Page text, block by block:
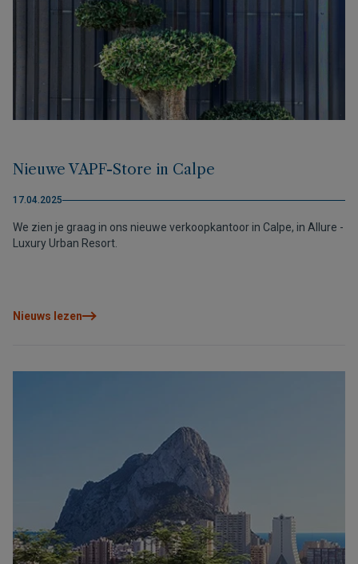
Nieuwe VAPF-Store in Calpe
17.04.2025
We zien je graag in ons nieuwe verkoopkantoor in Calpe, in Allure -
Luxury Urban Resort.
Nieuws lezen